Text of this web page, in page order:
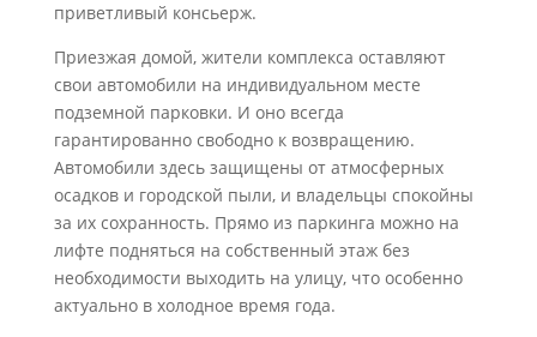
приветливый консьерж.
Приезжая домой, жители комплекса оставляют
свои автомобили на индивидуальном месте
подземной парковки. И оно всегда
гарантированно свободно к возвращению.
Автомобили здесь защищены от атмосферных
осадков и городской пыли, и владельцы спокойны
за их сохранность. Прямо из паркинга можно на
лифте подняться на собственный этаж без
необходимости выходить на улицу, что особенно
актуально в холодное время года.